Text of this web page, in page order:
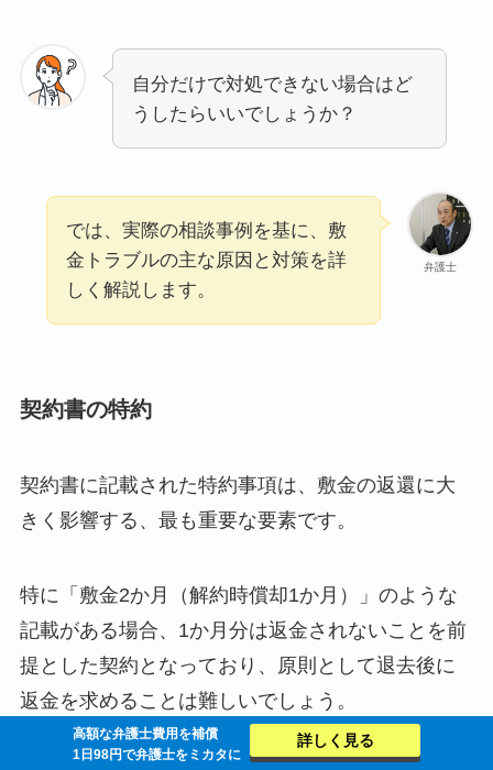
自分だけで対処できない場合はど
うしたらいいでしょうか？
弁護士
では、実際の相談事例を基に、敷
金トラブルの主な原因と対策を詳
しく解説します。
契約書の特約
契約書に記載された特約事項は、敷金の返還に大
きく影響する、最も重要な要素です。
特に「敷金2か月（解約時償却1か月）」のような
記載がある場合、1か月分は返金されないことを前
提とした契約となっており、原則として退去後に
返金を求めることは難しいでしょう。
高額な弁護士費用を補償
1日98円で弁護士をミカタに
詳しく見る